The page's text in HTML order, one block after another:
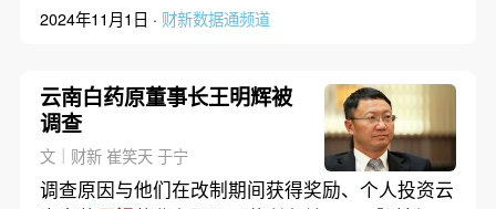
2024年11月1日 · 财新数据通频道
云南白药原董事长王明辉被
调查
文｜财新 崔笑天 于宁
调查原因与他们在改制期间获得奖励、个人投资云